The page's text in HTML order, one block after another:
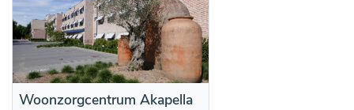
Woonzorgcentrum Akapella